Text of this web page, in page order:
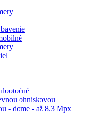
ohniskovou
- dome - až 8.3 Mpx